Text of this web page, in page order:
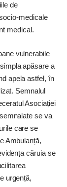
de
medicale
medical.
vulnerabile
apăsare a
apela astfel, în
Semnalul
Asociației
se va
care se
Ambulanță,
căruia se
urgență,